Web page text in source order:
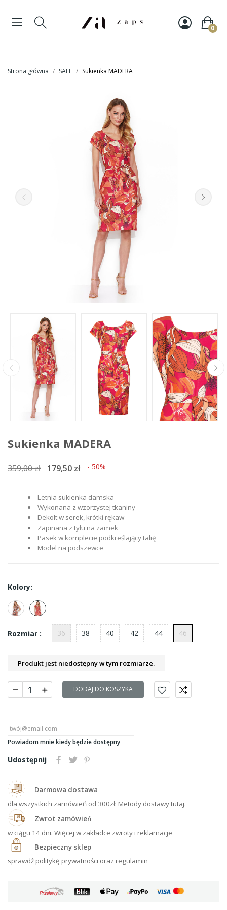
0
Strona główna SALE Sukienka MADERA
Sukienka MADERA
359,00 zł 179,50 zł - 50%
Letnia sukienka damska
Wykonana z wzorzystej tkaniny
Dekolt w serek, krótki rękaw
Zapinana z tyłu na zamek
Pasek w komplecie podkreślający talię
Model na podszewce
Kolory:
Rozmiar : 36 38 40 42 44 46
Produkt jest niedostępny w tym rozmiarze.
DODAJ DO KOSZYKA
Powiadom mnie kiedy będzie dostępny
Udostępnij
Darmowa dostawa
dla wszystkich zamówień od 300zł. Metody dostawy tutaj.
Zwrot zamówień
w ciągu 14 dni. Więcej w zakładce zwroty i reklamacje
Bezpieczny sklep
sprawdź politykę prywatności oraz regulamin